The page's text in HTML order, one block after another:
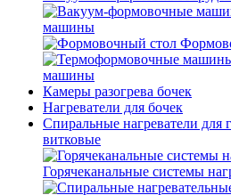
машины
машины
Камеры разогрева бочек
Нагреватели для бочек
Спиральные нагреватели для
витковые
Горячеканальные системы